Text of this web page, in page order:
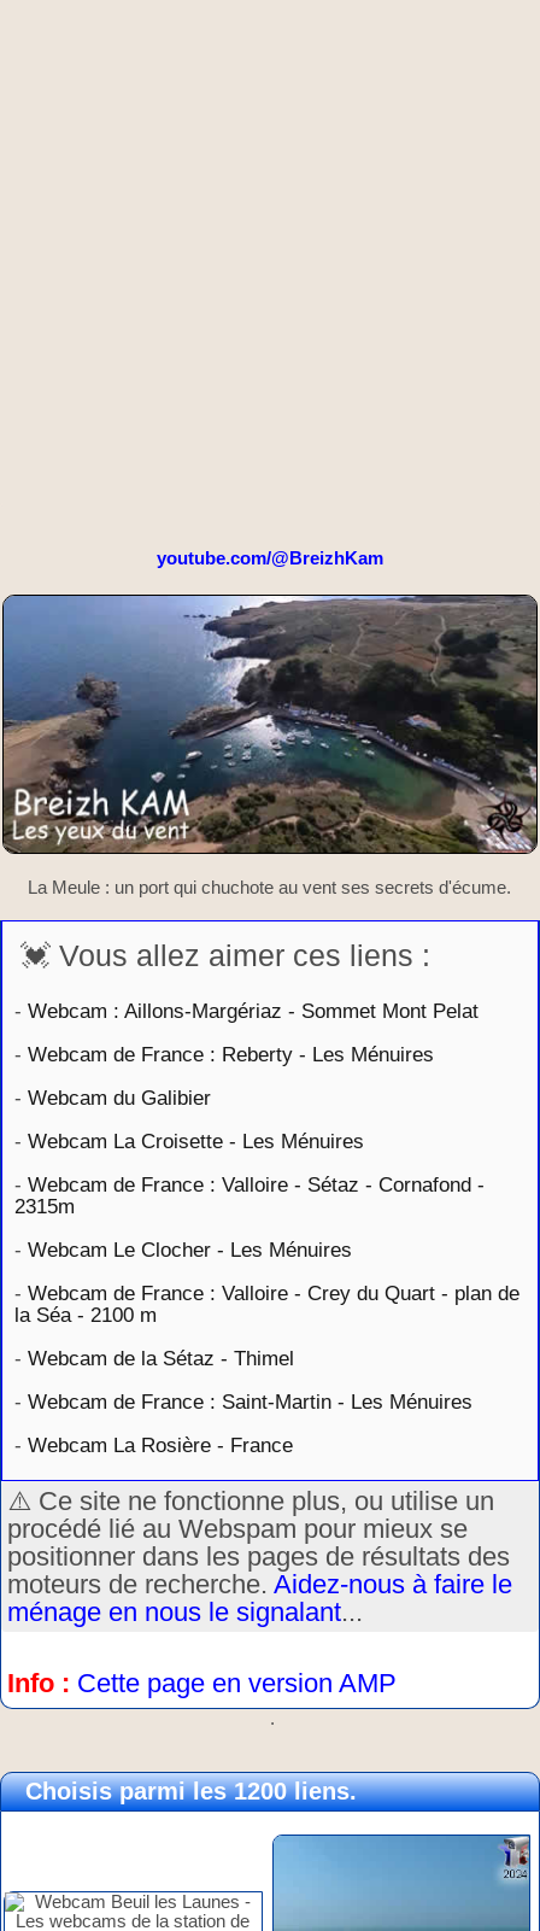
youtube.com/@BreizhKam
La Meule : un port qui chuchote au vent ses secrets d'écume.
💓 Vous allez aimer ces liens :
- Webcam : Aillons-Margériaz - Sommet Mont Pelat
- Webcam de France : Reberty - Les Ménuires
- Webcam du Galibier
- Webcam La Croisette - Les Ménuires
- Webcam de France : Valloire - Sétaz - Cornafond -
2315m
- Webcam Le Clocher - Les Ménuires
- Webcam de France : Valloire - Crey du Quart - plan de
la Séa - 2100 m
- Webcam de la Sétaz - Thimel
- Webcam de France : Saint-Martin - Les Ménuires
- Webcam La Rosière - France
⚠️ Ce site ne fonctionne plus, ou utilise un
procédé lié au Webspam pour mieux se
positionner dans les pages de résultats des
moteurs de recherche. Aidez-nous à faire le
ménage en nous le signalant...
Info : Cette page en version AMP
.
Choisis parmi les 1200 liens.